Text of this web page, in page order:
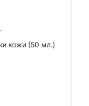
кожи (50 мл.)